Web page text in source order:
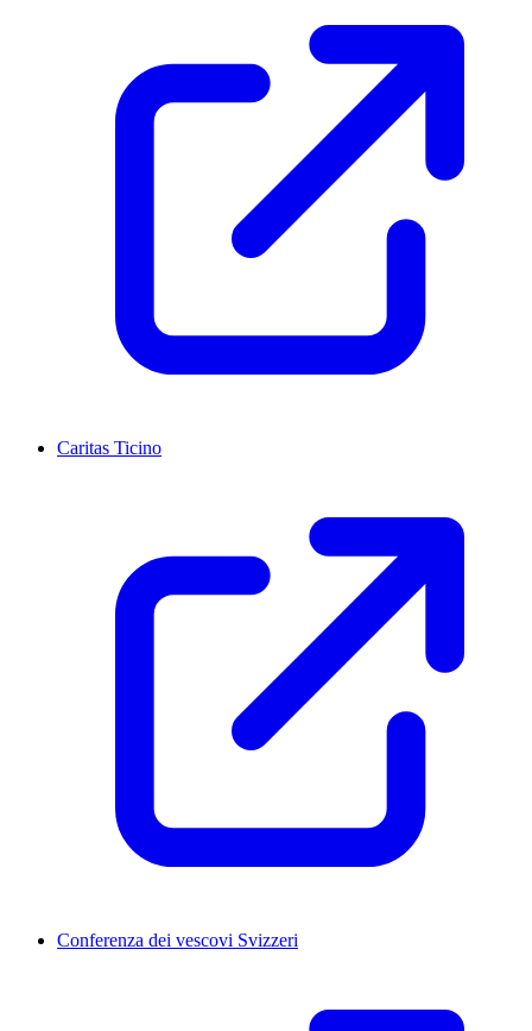
Caritas Ticino
Conferenza dei vescovi Svizzeri